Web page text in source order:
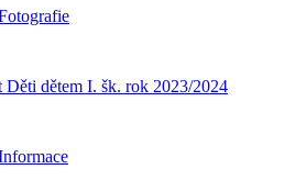
Děti dětem I. šk. rok 2023/2024